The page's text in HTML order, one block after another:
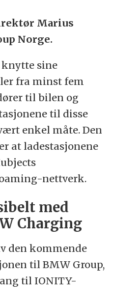
Marius
Norge.
sine
fra minst fem
til bilen og
til disse
enkel måte. Den
at ladestasjonene
nettverk.
med
Charging
den kommende
til BMW Group,
til IONITY-